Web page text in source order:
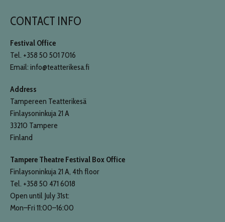
CONTACT INFO
Festival Office
Tel. +358 50 501 7016
Email: info@teatterikesa.fi
Address
Tampereen Teatterikesä
Finlaysoninkuja 21 A
33210 Tampere
Finland
Tampere Theatre Festival Box Office
Finlaysoninkuja 21 A, 4th floor
Tel. +358 50 471 6018
Open until July 31st:
Mon–Fri 11:00–16:00